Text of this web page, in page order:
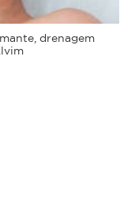
drenagem